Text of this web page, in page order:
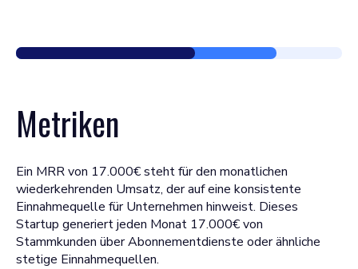
Metriken
Ein MRR von 17.000€ steht für den monatlichen
wiederkehrenden Umsatz, der auf eine konsistente
Einnahmequelle für Unternehmen hinweist. Dieses
Startup generiert jeden Monat 17.000€ von
Stammkunden über Abonnementdienste oder ähnliche
stetige Einnahmequellen.